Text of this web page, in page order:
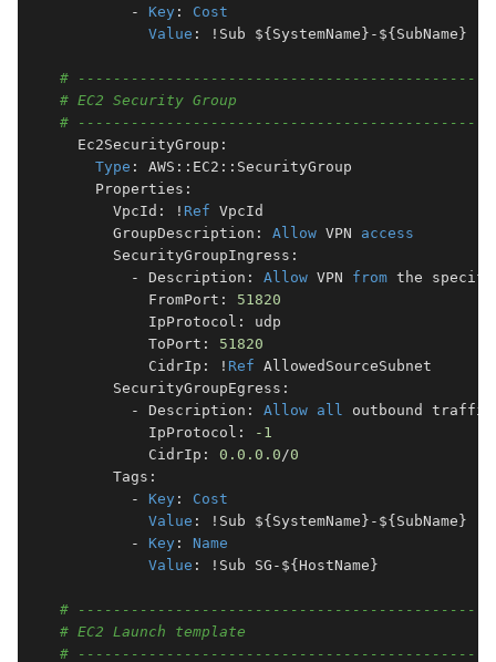
        -
Key : Cost
Value : !Sub ${SystemName}-${SubName}
#
# EC2 Security Group
#
  Ec2SecurityGroup:
Type : AWS::EC2::SecurityGroup
    Properties:
      VpcId: !
Ref VpcId
      GroupDescription:
Allow VPN access
      SecurityGroupIngress:
        - Description:
Allow VPN from the
          FromPort:
51820
          IpProtocol: udp
          ToPort:
51820
          CidrIp: !
Ref AllowedSourceSubnet
      SecurityGroupEgress:
        - Description:
Allow all
outbound traffic
          IpProtocol:
-1
          CidrIp:
0.0 .0 .0 /0
      Tags:
        -
Key : Cost
Value : !Sub ${SystemName}-${SubName}
        -
Key : Name
Value : !Sub SG-${HostName}
#
# EC2 Launch template
#